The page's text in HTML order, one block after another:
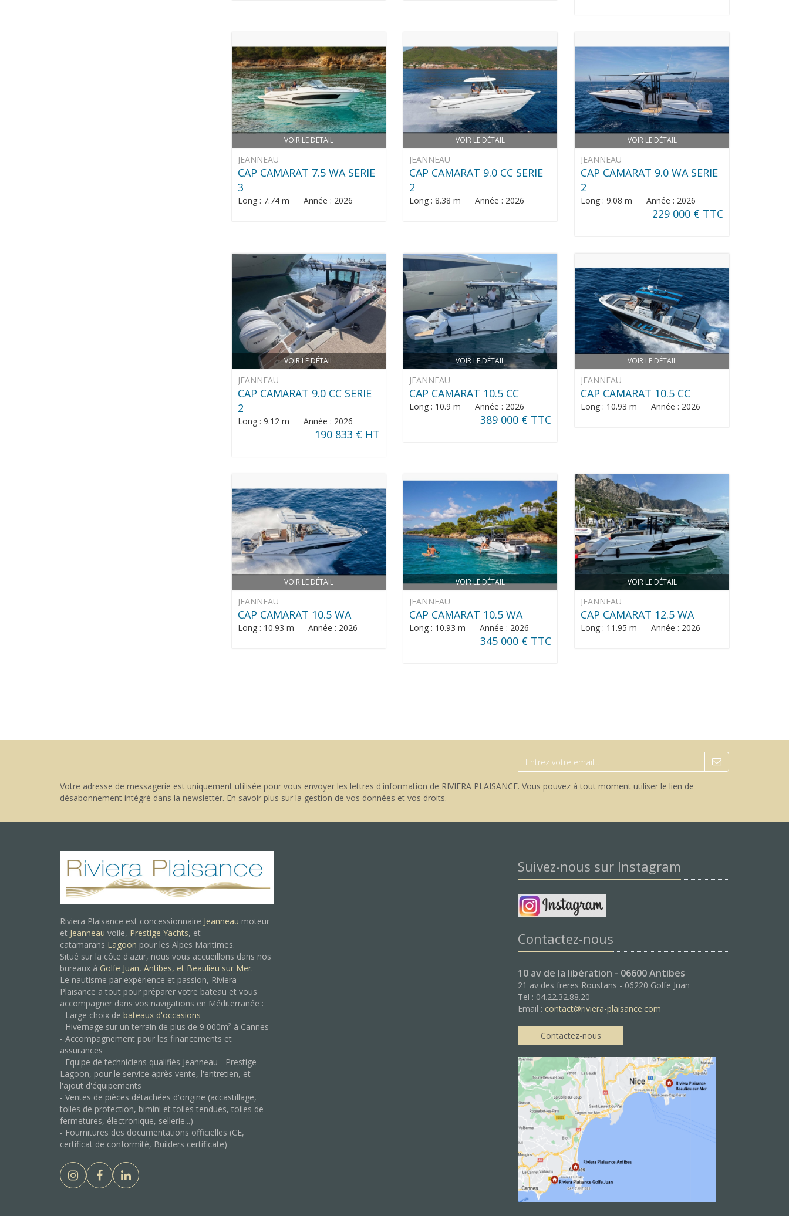
VOIR LE DÉTAIL
JEANNEAU
CAP CAMARAT 7.5 WA SERIE
3
Long : 7.74 m Année : 2026
VOIR LE DÉTAIL
JEANNEAU
CAP CAMARAT 9.0 CC SERIE
2
Long : 8.38 m Année : 2026
VOIR LE DÉTAIL
JEANNEAU
CAP CAMARAT 9.0 WA SERIE
2
Long : 9.08 m Année : 2026
229 000 € TTC
VOIR LE DÉTAIL
JEANNEAU
CAP CAMARAT 9.0 CC SERIE
2
Long : 9.12 m Année : 2026
190 833 € HT
VOIR LE DÉTAIL
JEANNEAU
CAP CAMARAT 10.5 CC
Long : 10.9 m Année : 2026
389 000 € TTC
VOIR LE DÉTAIL
JEANNEAU
CAP CAMARAT 10.5 CC
Long : 10.93 m Année : 2026
VOIR LE DÉTAIL
JEANNEAU
CAP CAMARAT 10.5 WA
Long : 10.93 m Année : 2026
VOIR LE DÉTAIL
JEANNEAU
CAP CAMARAT 10.5 WA
Long : 10.93 m Année : 2026
345 000 € TTC
VOIR LE DÉTAIL
JEANNEAU
CAP CAMARAT 12.5 WA
Long : 11.95 m Année : 2026
Votre adresse de messagerie est uniquement utilisée pour vous envoyer les lettres d'information de RIVIERA PLAISANCE. Vous pouvez à tout moment utiliser le lien de
désabonnement intégré dans la newsletter. En savoir plus sur la gestion de vos données et vos droits.
Riviera Plaisance est concessionnaire Jeanneau moteur
et Jeanneau voile, Prestige Yachts, et
catamarans Lagoon pour les Alpes Maritimes.
Situé sur la côte d'azur, nous vous accueillons dans nos
bureaux à Golfe Juan, Antibes, et Beaulieu sur Mer.
Le nautisme par expérience et passion, Riviera
Plaisance a tout pour préparer votre bateau et vous
accompagner dans vos navigations en Méditerranée :
- Large choix de bateaux d'occasions
- Hivernage sur un terrain de plus de 9 000m² à Cannes
- Accompagnement pour les financements et
assurances
- Equipe de techniciens qualifiés Jeanneau - Prestige -
Lagoon, pour le service après vente, l'entretien, et
l'ajout d'équipements
- Ventes de pièces détachées d'origine (accastillage,
toiles de protection, bimini et toiles tendues, toiles de
fermetures, électronique, sellerie...)
- Fournitures des documentations officielles (CE,
certificat de conformité, Builders certificate)
Suivez-nous sur Instagram
Contactez-nous
10 av de la libération - 06600 Antibes
21 av des freres Roustans - 06220 Golfe Juan
Tel : 04.22.32.88.20
Email : contact@riviera-plaisance.com
Contactez-nous